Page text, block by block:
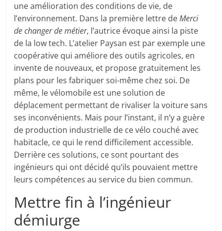
une amélioration des conditions de vie, de
l’environnement. Dans la première lettre deMerci
de changer de métier, l’autrice évoque ainsi la piste
de la low tech. L’atelier Paysan est par exemple une
coopérative qui améliore des outils agricoles, en
invente de nouveaux, et propose gratuitement les
plans pour les fabriquer soi-même chez soi. De
même, le vélomobile est une solution de
déplacement permettant de rivaliser la voiture sans
ses inconvénients. Mais pour l’instant, il n’y a guère
de production industrielle de ce vélo couché avec
habitacle, ce qui le rend difficilement accessible.
Derrière ces solutions, ce sont pourtant des
ingénieurs qui ont décidé qu’ils pouvaient mettre
leurs compétences au service du bien commun.
Mettre fin à l’ingénieur
démiurge